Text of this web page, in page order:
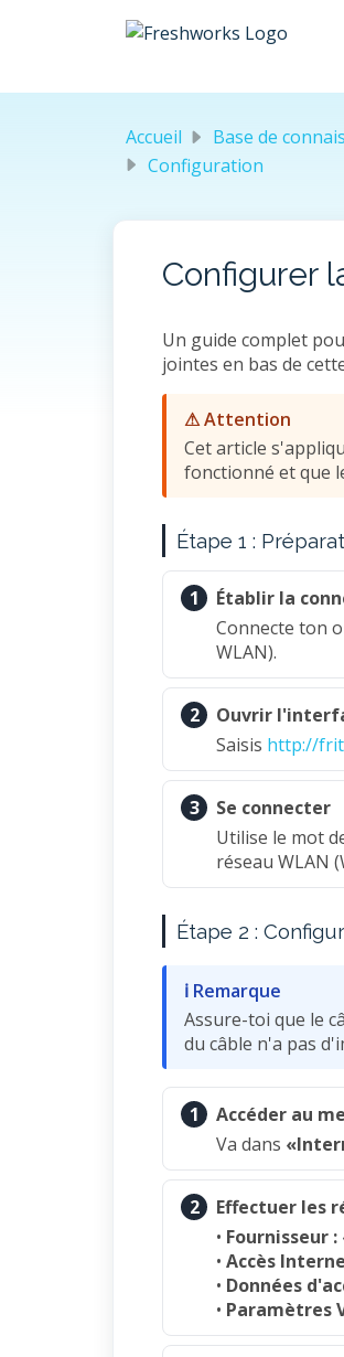
Passer au contenu
Accueil Base de
Configuration
Configurer
Un guide complet
jointes en bas de
⚠ Attention
Cet article
fonctionné et que
Étape 1 :
1
Établir la
Connecte ton
WLAN).
2
Ouvrir
Saisis http://
3
Se connecter
Utilise le mot
réseau WLAN
Étape 2 :
ℹ Remarque
Assure-toi que le
du câble n'a pas
1
Accéder au
Va dans
2
Effectuer les
• Fournisseur :
• Accès
• Données
• Paramètres